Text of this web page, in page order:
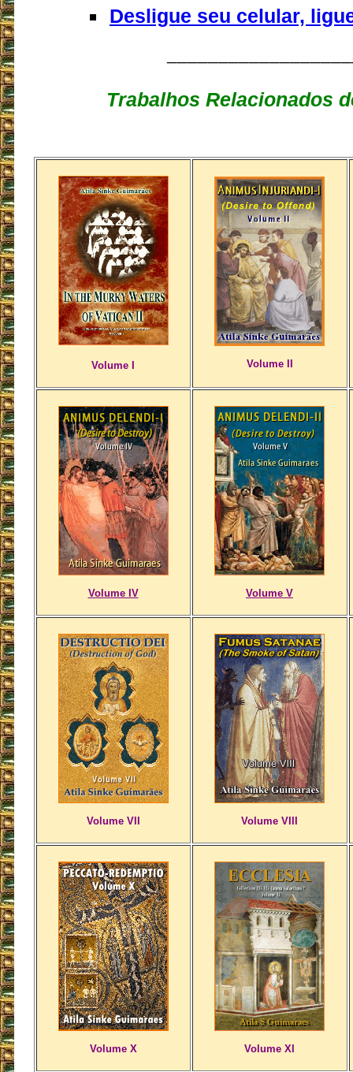
Desligue seu celular,
Trabalhos Relacionados
Volume I Volume II
Volume IV Volume V
Volume VII Volume VIII
Volume X Volume XI